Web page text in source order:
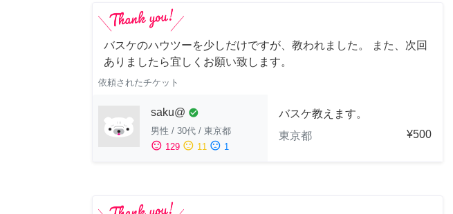
バスケのハウツーを少しだけですが、教われました。 また、次回
ありましたら宜しくお願い致します。
依頼されたチケット
saku@ check_circle
男性 / 30代 / 東京都
sentiment_satisfied 129 sentiment_neutral 11 sentiment_dissatisfied 1
バスケ教えます。
東京都
¥500